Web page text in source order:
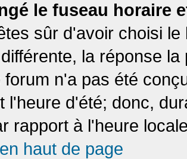
le fuseau horaire
sûr d'avoir choisi
la réponse
forum n'a pas été
l'heure d'été; donc,
rapport à l'heure
haut de page